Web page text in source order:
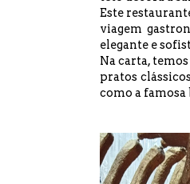
Este
viagem
elegante e
Na carta,
pratos
como a